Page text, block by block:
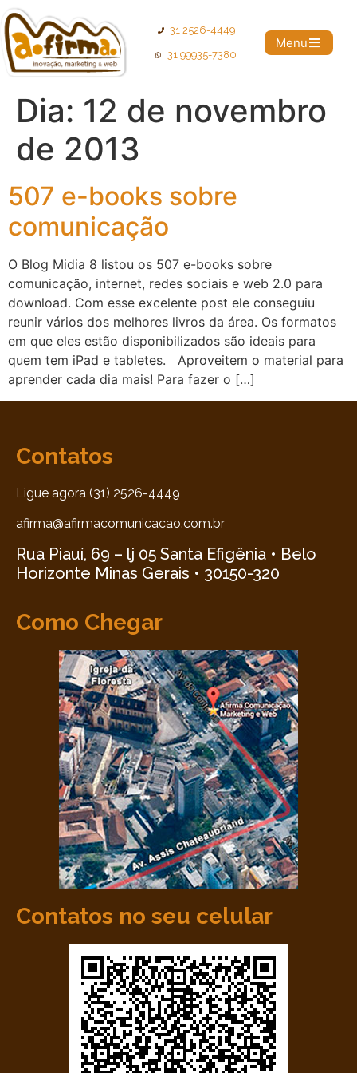
31 2526-4449
31 99935-7380
Menu
Dia: 12 de novembro
de 2013
507 e-books sobre
comunicação
O Blog Midia 8 listou os 507 e-books sobre
comunicação, internet, redes sociais e web 2.0 para
download. Com esse excelente post ele conseguiu
reunir vários dos melhores livros da área. Os formatos
em que eles estão disponibilizados são ideais para
quem tem iPad e tabletes. Aproveitem o material para
aprender cada dia mais! Para fazer o […]
Contatos
Ligue agora (31) 2526-4449
afirma@afirmacomunicacao.com.br
Rua Piauí, 69 – lj 05 Santa Efigênia • Belo
Horizonte Minas Gerais • 30150-320
Como Chegar
Contatos no seu celular